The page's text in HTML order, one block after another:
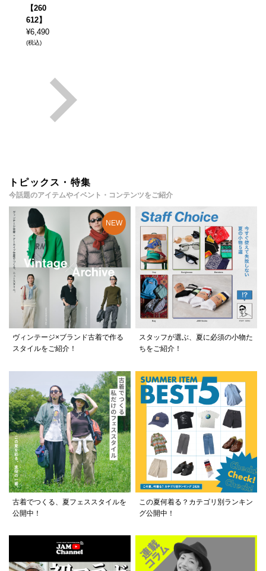
【260
612】
¥6,490
(税込)
トピックス・特集
今話題のアイテムやイベント・コンテンツをご紹介
ヴィンテージ×ブランド古着で作る
スタイルをご紹介！
スタッフが選ぶ、夏に必須の小物た
ちをご紹介！
古着でつくる、夏フェススタイルを
公開中！
この夏何着る？カテゴリ別ランキン
グ公開中！